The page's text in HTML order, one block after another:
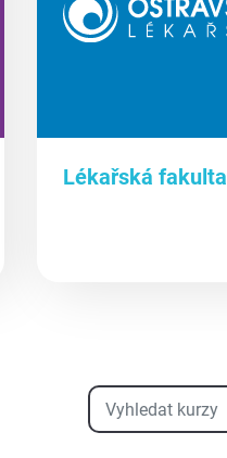
Lékařská fakulta
Vyhledat kurzy